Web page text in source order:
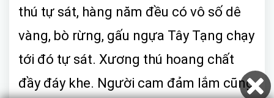
thú tự sát, hàng năm đều có vô số dê
vàng, bò rừng, gấu ngựa Tây Tạng chạy
tới đó tự sát. Xương thú hoang chất
đầy đáy khe. Người cam đảm lắm cũng